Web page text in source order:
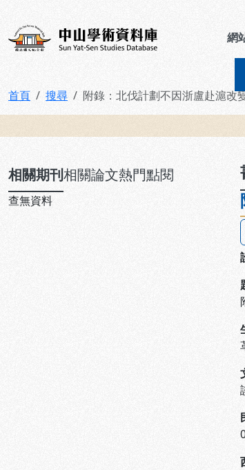
中山學術資料庫 網
首頁 搜尋 附錄：北伐計劃不因浙盧赴滬改
相關期刊相關論文熱門點閱
查無資料